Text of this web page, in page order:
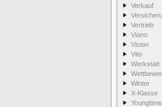
Verkauf
Vertrieb
Viano
Vision
Vito
Werkstatt
Winter
X-Klasse